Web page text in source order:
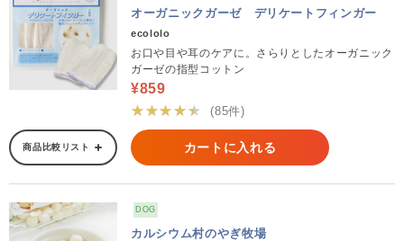
オーガニックガーゼ デリケートフィンガー
ecololo
お口や目や耳のケアに。さらりとしたオーガニック
ガーゼの指型コットン
¥859
★★★★★
(85件)
商品比較リスト カートに入れる
DOG
カルシウム村のやぎ牧場